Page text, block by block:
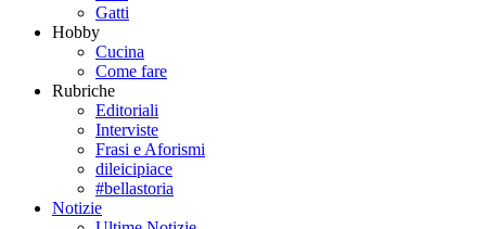
Gatti
Hobby
Cucina
Come fare
Rubriche
Editoriali
Interviste
Frasi e Aforismi
dileicipiace
#bellastoria
Notizie